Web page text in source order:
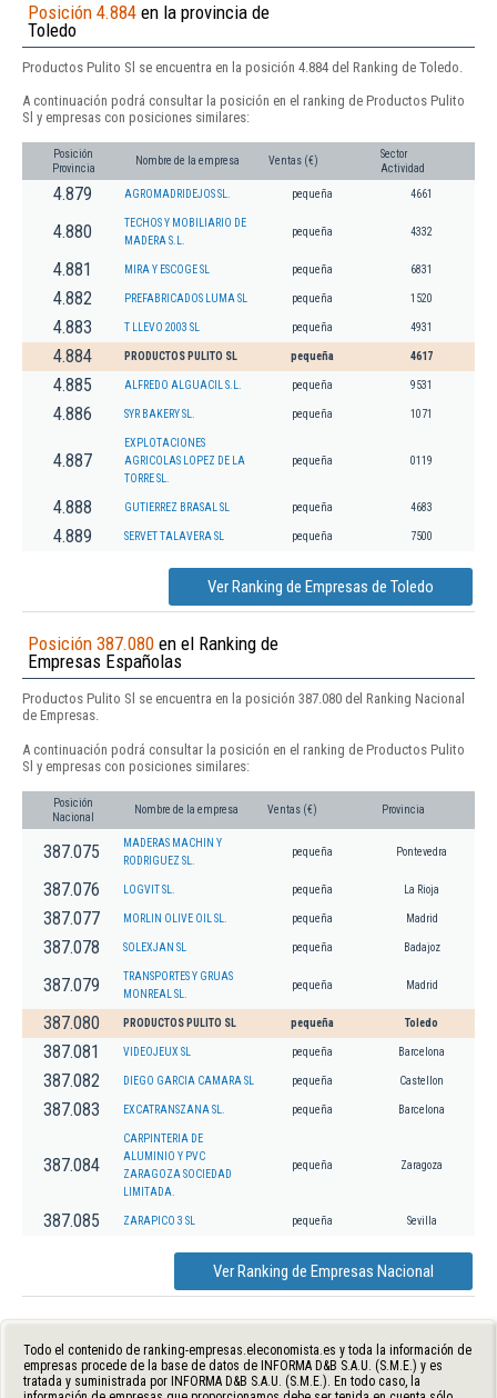
Posición 4.884 en la provincia de
Toledo
Productos Pulito Sl se encuentra en la posición 4.884 del Ranking de Toledo.
A continuación podrá consultar la posición en el ranking de Productos Pulito
Sl y empresas con posiciones similares:
Posición
Provincia
Nombre de la empresa Ventas (€)
Sector
Actividad
4.879 AGROMADRIDEJOS SL. pequeña 4661
4.880
TECHOS Y MOBILIARIO DE
MADERA S.L.
pequeña 4332
4.881 MIRA Y ESCOGE SL pequeña 6831
4.882 PREFABRICADOS LUMA SL pequeña 1520
4.883 T LLEVO 2003 SL pequeña 4931
4.884 PRODUCTOS PULITO SL pequeña 4617
4.885 ALFREDO ALGUACIL S.L. pequeña 9531
4.886 SYR BAKERY SL. pequeña 1071
4.887
EXPLOTACIONES
AGRICOLAS LOPEZ DE LA
TORRE SL.
pequeña 0119
4.888 GUTIERREZ BRASAL SL pequeña 4683
4.889 SERVET TALAVERA SL pequeña 7500
Ver Ranking de Empresas de Toledo
Posición 387.080 en el Ranking de
Empresas Españolas
Productos Pulito Sl se encuentra en la posición 387.080 del Ranking Nacional
de Empresas.
A continuación podrá consultar la posición en el ranking de Productos Pulito
Sl y empresas con posiciones similares:
Posición
Nacional
Nombre de la empresa Ventas (€) Provincia
387.075
MADERAS MACHIN Y
RODRIGUEZ SL.
pequeña Pontevedra
387.076 LOGVIT SL. pequeña La Rioja
387.077 MORLIN OLIVE OIL SL. pequeña Madrid
387.078 SOLEXJAN SL pequeña Badajoz
387.079
TRANSPORTES Y GRUAS
MONREAL SL.
pequeña Madrid
387.080 PRODUCTOS PULITO SL pequeña Toledo
387.081 VIDEOJEUX SL pequeña Barcelona
387.082 DIEGO GARCIA CAMARA SL pequeña Castellon
387.083 EXCATRANSZANA SL. pequeña Barcelona
387.084
CARPINTERIA DE
ALUMINIO Y PVC
ZARAGOZA SOCIEDAD
LIMITADA.
pequeña Zaragoza
387.085 ZARAPICO 3 SL pequeña Sevilla
Ver Ranking de Empresas Nacional
Todo el contenido de ranking-empresas.eleconomista.es y toda la información de
empresas procede de la base de datos de INFORMA D&B S.A.U. (S.M.E.) y es
tratada y suministrada por INFORMA D&B S.A.U. (S.M.E.). En todo caso, la